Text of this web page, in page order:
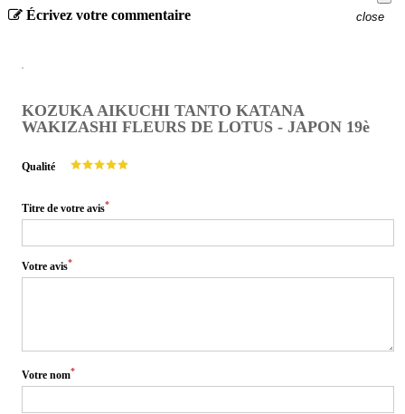
Écrivez votre commentaire close
KOZUKA AIKUCHI TANTO KATANA
WAKIZASHI FLEURS DE LOTUS - JAPON 19è
Qualité
Titre de votre avis*
Votre avis*
Votre nom*